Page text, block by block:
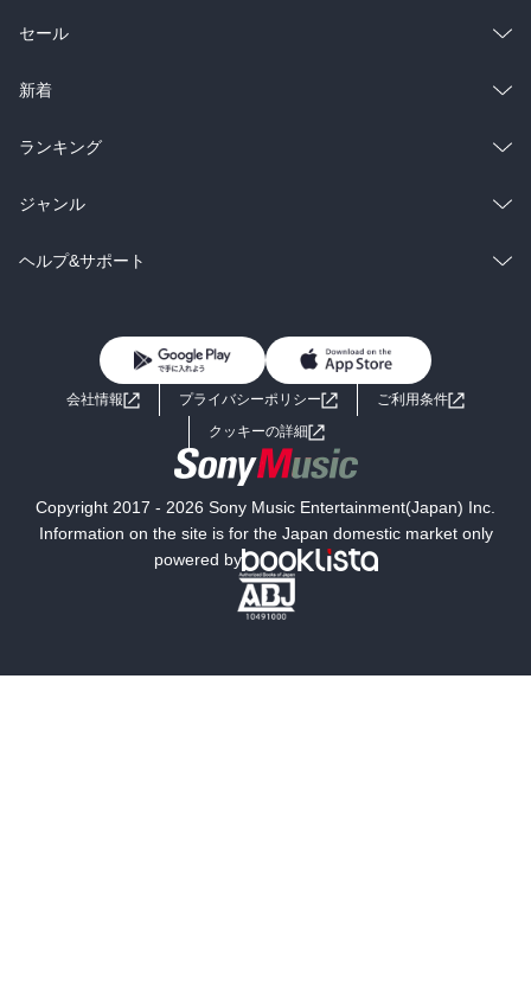
総合
ラノベ
雑誌・グラビア
BL・TL
セール
総合
ラノベ
雑誌・グラビア
BL・TL
新着
総合
ラノベ
雑誌・グラビア
ランキング
総合
ラノベ
ジャンル
コミック
ライトノベル 男子向けラノベ
小説
海外小説
ミステリー SF
文学
ヘルプ&サポート
よくあるご質問 お問い合わせ
会社情報 プライバシーポリシー
ご利用条件
クッキーの詳細
Copyright 2017 - 2026 Sony Music Entertainment(Japan) Inc.
Information on the site is for the Japan domestic market only
powered by